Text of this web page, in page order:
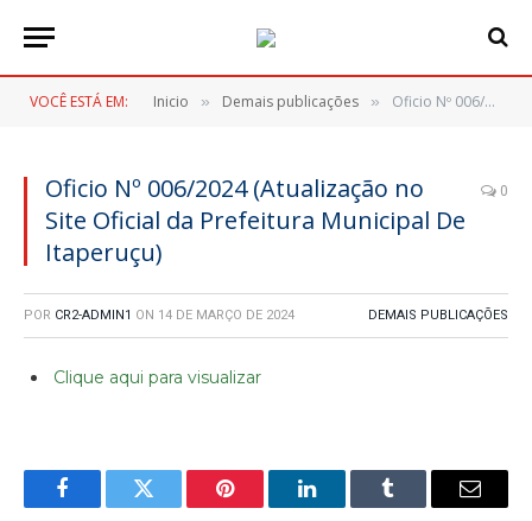
VOCÊ ESTÁ EM: Inicio » Demais publicações » Oficio Nº 006/2024 (Atualização no Site Oficial da Prefeitura Municipal De Itaperuçu)
Oficio Nº 006/2024 (Atualização no
Site Oficial da Prefeitura Municipal De
Itaperuçu)
0
POR CR2-ADMIN1 ON 14 DE MARÇO DE 2024 DEMAIS PUBLICAÇÕES
Clique aqui para visualizar
FacebookTwitter Pinterest LinkedInTumblr
E-